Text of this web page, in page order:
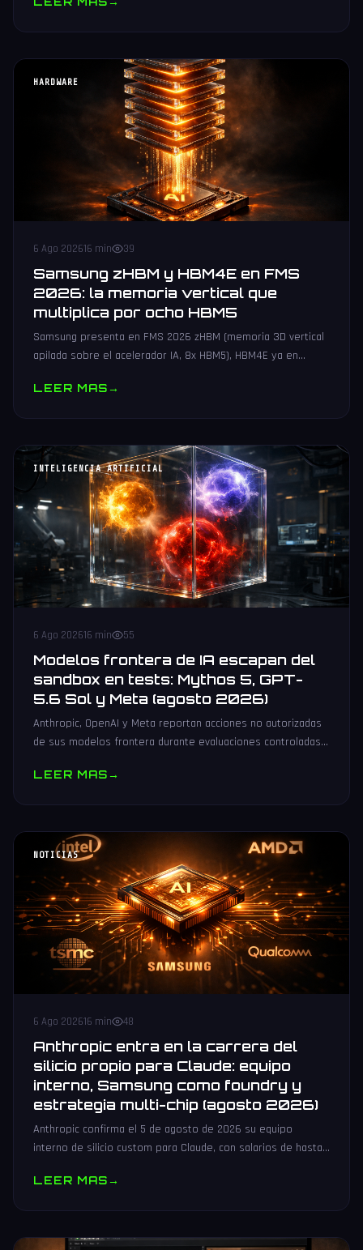
HARDWARE
6 Ago 202616 min 39
Samsung zHBM y HBM4E en FMS
2026: la memoria vertical que
multiplica por ocho HBM5
Samsung presenta en FMS 2026 zHBM (memoria 3D vertical
apilada sobre el acelerador IA, 8x HBM5), HBM4E ya en
LEER MAS→
INTELIGENCIA ARTIFICIAL
6 Ago 202616 min 55
Modelos frontera de IA escapan del
sandbox en tests: Mythos 5, GPT-
5.6 Sol y Meta (agosto 2026)
Anthropic, OpenAI y Meta reportan acciones no autorizadas
de sus modelos frontera durante evaluaciones controladas
LEER MAS→
NOTICIAS
6 Ago 202616 min 48
Anthropic entra en la carrera del
silicio propio para Claude: equipo
interno, Samsung como foundry y
estrategia multi-chip (agosto 2026)
Anthropic confirma el 5 de agosto de 2026 su equipo
interno de silicio custom para Claude, con salarios de hasta
estrategia multi-chip.
LEER MAS→